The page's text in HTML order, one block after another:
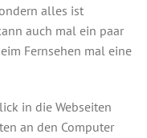
alles ist
auch mal ein paar
Fernsehen mal eine
in die Webseiten
an den Computer